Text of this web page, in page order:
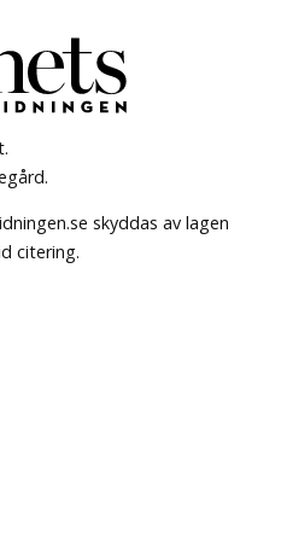
skyddas av lagen
citering.